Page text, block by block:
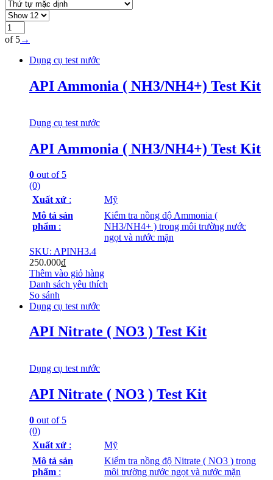
of 5→
Dụng cụ test nước
API Ammonia ( NH3/NH4+) Test Kit
Dụng cụ test nước
API Ammonia ( NH3/NH4+) Test Kit
0 out of 5
(0)
Xuất xứ :
Mỹ
Mô tả sản
phẩm :
Kiểm tra nồng độ Ammonia (
NH3/NH4+ ) trong môi trường nước
ngọt và nước mặn
SKU: APINH3.4
250.000₫
Thêm vào giỏ hàng
Danh sách yêu thích
So sánh
Dụng cụ test nước
API Nitrate ( NO3 ) Test Kit
Dụng cụ test nước
API Nitrate ( NO3 ) Test Kit
0 out of 5
(0)
Xuất xứ :
Mỹ
Mô tả sản
phẩm :
Kiểm tra nồng độ Nitrate ( NO3 ) trong
môi trường nước ngọt và nước mặn